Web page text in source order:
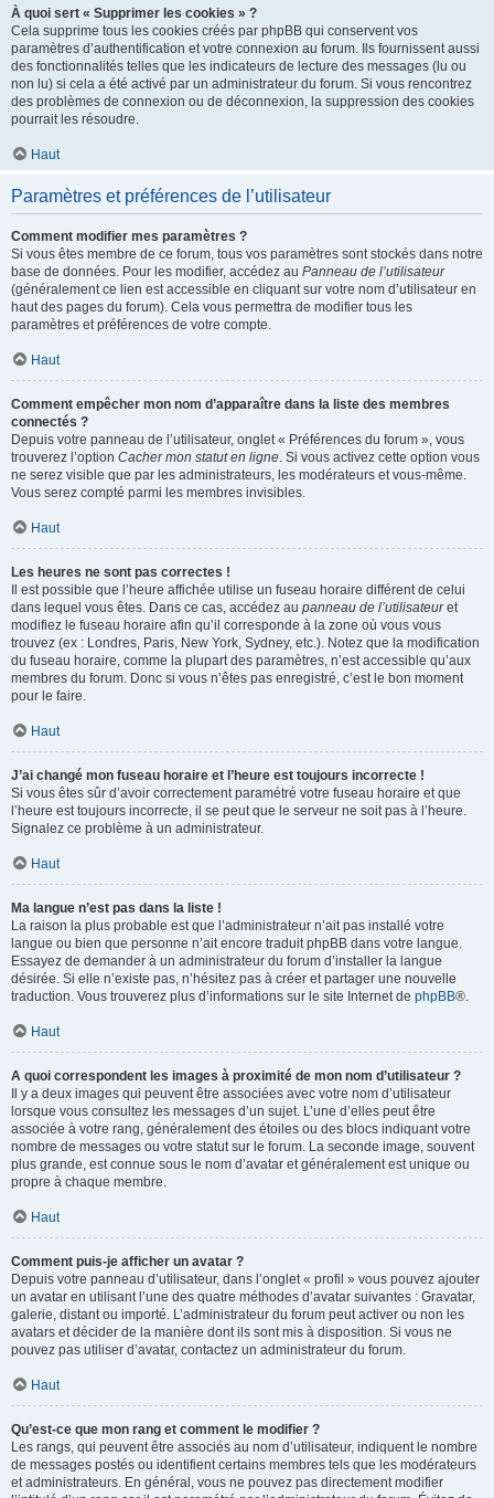
À quoi sert « Supprimer les cookies » ?
Cela supprime tous les cookies créés par phpBB qui conservent vos
paramètres d’authentification et votre connexion au forum. Ils fournissent aussi
des fonctionnalités telles que les indicateurs de lecture des messages (lu ou
non lu) si cela a été activé par un administrateur du forum. Si vous rencontrez
des problèmes de connexion ou de déconnexion, la suppression des cookies
pourrait les résoudre.
Haut
Paramètres et préférences de l’utilisateur
Comment modifier mes paramètres ?
Si vous êtes membre de ce forum, tous vos paramètres sont stockés dans notre
base de données. Pour les modifier, accédez au Panneau de l’utilisateur
(généralement ce lien est accessible en cliquant sur votre nom d’utilisateur en
haut des pages du forum). Cela vous permettra de modifier tous les
paramètres et préférences de votre compte.
Haut
Comment empêcher mon nom d’apparaître dans la liste des membres
connectés ?
Depuis votre panneau de l’utilisateur, onglet « Préférences du forum », vous
trouverez l’option Cacher mon statut en ligne. Si vous activez cette option vous
ne serez visible que par les administrateurs, les modérateurs et vous-même.
Vous serez compté parmi les membres invisibles.
Haut
Les heures ne sont pas correctes !
Il est possible que l’heure affichée utilise un fuseau horaire différent de celui
dans lequel vous êtes. Dans ce cas, accédez au panneau de l’utilisateuret
modifiez le fuseau horaire afin qu’il corresponde à la zone où vous vous
trouvez (ex : Londres, Paris, New York, Sydney, etc.). Notez que la modification
du fuseau horaire, comme la plupart des paramètres, n’est accessible qu’aux
membres du forum. Donc si vous n’êtes pas enregistré, c’est le bon moment
pour le faire.
Haut
J’ai changé mon fuseau horaire et l’heure est toujours incorrecte !
Si vous êtes sûr d’avoir correctement paramétré votre fuseau horaire et que
l’heure est toujours incorrecte, il se peut que le serveur ne soit pas à l’heure.
Signalez ce problème à un administrateur.
Haut
Ma langue n’est pas dans la liste !
La raison la plus probable est que l’administrateur n’ait pas installé votre
langue ou bien que personne n’ait encore traduit phpBB dans votre langue.
Essayez de demander à un administrateur du forum d’installer la langue
désirée. Si elle n’existe pas, n’hésitez pas à créer et partager une nouvelle
traduction. Vous trouverez plus d’informations sur le site Internet de phpBB®.
Haut
A quoi correspondent les images à proximité de mon nom d’utilisateur ?
Il y a deux images qui peuvent être associées avec votre nom d’utilisateur
lorsque vous consultez les messages d’un sujet. L’une d’elles peut être
associée à votre rang, généralement des étoiles ou des blocs indiquant votre
nombre de messages ou votre statut sur le forum. La seconde image, souvent
plus grande, est connue sous le nom d’avatar et généralement est unique ou
propre à chaque membre.
Haut
Comment puis-je afficher un avatar ?
Depuis votre panneau d’utilisateur, dans l’onglet « profil » vous pouvez ajouter
un avatar en utilisant l’une des quatre méthodes d’avatar suivantes : Gravatar,
galerie, distant ou importé. L’administrateur du forum peut activer ou non les
avatars et décider de la manière dont ils sont mis à disposition. Si vous ne
pouvez pas utiliser d’avatar, contactez un administrateur du forum.
Haut
Qu’est-ce que mon rang et comment le modifier ?
Les rangs, qui peuvent être associés au nom d’utilisateur, indiquent le nombre
de messages postés ou identifient certains membres tels que les modérateurs
et administrateurs. En général, vous ne pouvez pas directement modifier